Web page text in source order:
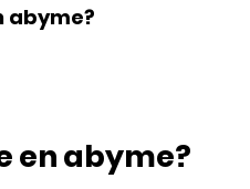
abyme?
en abyme?